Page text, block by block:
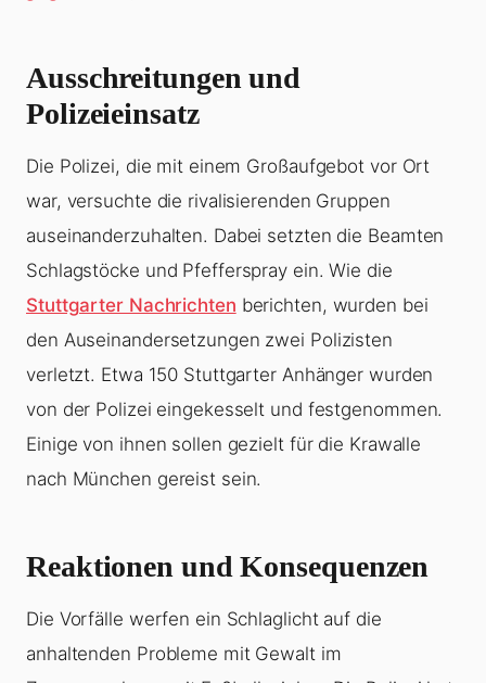
Ausschreitungen und
Polizeieinsatz
Die Polizei, die mit einem Großaufgebot vor Ort
war, versuchte die rivalisierenden Gruppen
auseinanderzuhalten. Dabei setzten die Beamten
Schlagstöcke und Pfefferspray ein. Wie die
Stuttgarter Nachrichten berichten, wurden bei
den Auseinandersetzungen zwei Polizisten
verletzt. Etwa 150 Stuttgarter Anhänger wurden
von der Polizei eingekesselt und festgenommen.
Einige von ihnen sollen gezielt für die Krawalle
nach München gereist sein.
Reaktionen und Konsequenzen
Die Vorfälle werfen ein Schlaglicht auf die
anhaltenden Probleme mit Gewalt im